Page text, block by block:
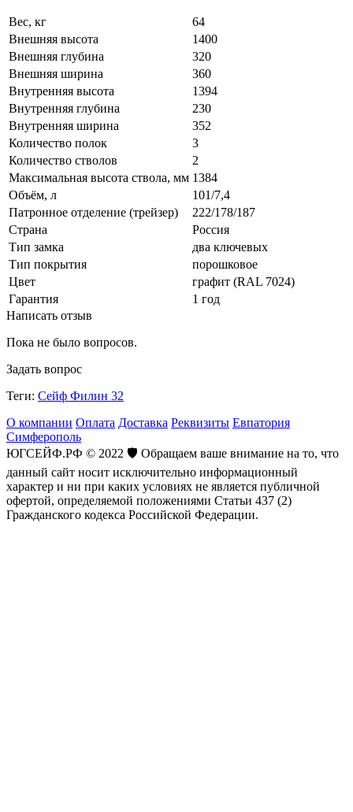
Вес, кг
64
Внешняя высота
1400
Внешняя глубина
320
Внешняя ширина
360
Внутренняя высота
1394
Внутренняя глубина
230
Внутренняя ширина
352
Количество полок
3
Количество стволов
2
Максимальная высота ствола, мм 1384
Объём, л
101/7,4
Патронное отделение (трейзер)
222/178/187
Страна
Россия
Тип замка
два ключевых
Тип покрытия
порошковое
Цвет
графит (RAL 7024)
Гарантия
1 год
Написать отзыв
Пока не было вопросов.
Задать вопрос
Теги: Сейф Филин 32
О компании Оплата Доставка Реквизиты Евпатория
Симферополь
ЮГСЕЙФ.РФ © 2022 🛡️ Обращаем ваше внимание на то, что
данный сайт носит исключительно информационный
характер и ни при каких условиях не является публичной
офертой, определяемой положениями Статьи 437 (2)
Гражданского кодекса Российской Федерации.